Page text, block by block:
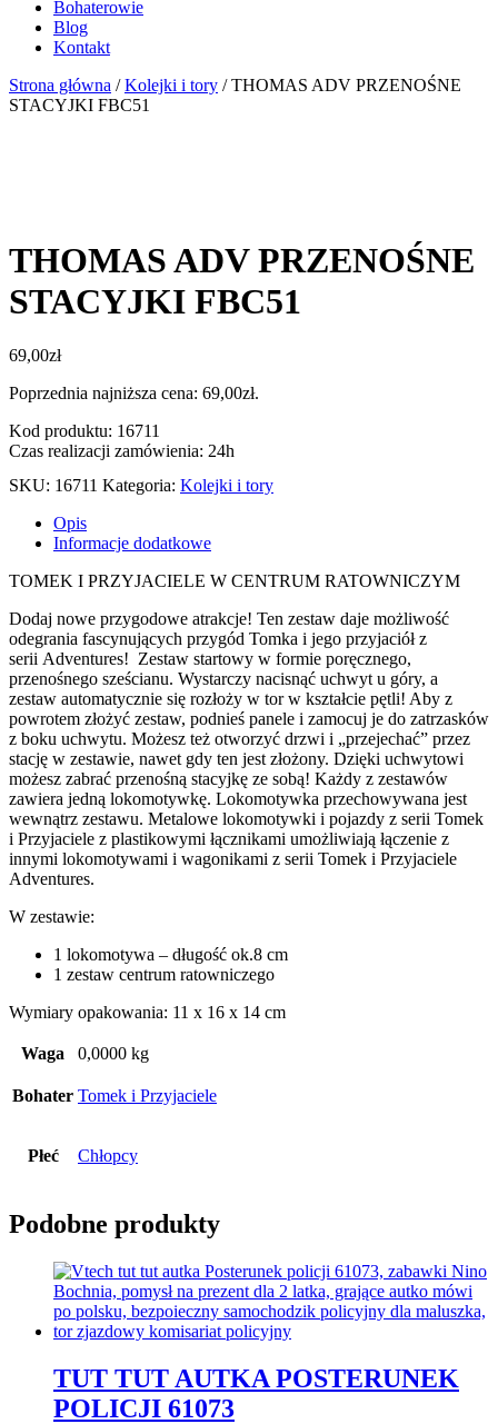
Bohaterowie
Blog
Kontakt
Strona główna /Kolejki i tory / THOMAS ADV PRZENOŚNE
STACYJKI FBC51
THOMAS ADV PRZENOŚNE
STACYJKI FBC51
69,00zł
Poprzednia najniższa cena: 69,00zł.
Kod produktu: 16711
Czas realizacji zamówienia: 24h
SKU: 16711 Kategoria: Kolejki i tory
Opis
Informacje dodatkowe
TOMEK I PRZYJACIELE W CENTRUM RATOWNICZYM
Dodaj nowe przygodowe atrakcje! Ten zestaw daje możliwość
odegrania fascynujących przygód Tomka i jego przyjaciół z
serii Adventures! Zestaw startowy w formie poręcznego,
przenośnego sześcianu. Wystarczy nacisnąć uchwyt u góry, a
zestaw automatycznie się rozłoży w tor w kształcie pętli! Aby z
powrotem złożyć zestaw, podnieś panele i zamocuj je do zatrzasków
z boku uchwytu. Możesz też otworzyć drzwi i „przejechać” przez
stację w zestawie, nawet gdy ten jest złożony. Dzięki uchwytowi
możesz zabrać przenośną stacyjkę ze sobą! Każdy z zestawów
zawiera jedną lokomotywkę. Lokomotywka przechowywana jest
wewnątrz zestawu. Metalowe lokomotywki i pojazdy z serii Tomek
i Przyjaciele z plastikowymi łącznikami umożliwiają łączenie z
innymi lokomotywami i wagonikami z serii Tomek i Przyjaciele
Adventures.
W zestawie:
1 lokomotywa – długość ok.8 cm
1 zestaw centrum ratowniczego
Wymiary opakowania: 11 x 16 x 14 cm
Waga 0,0000 kg
Bohater Tomek i Przyjaciele
Płeć Chłopcy
Podobne produkty
TUT TUT AUTKA POSTERUNEK
POLICJI 61073